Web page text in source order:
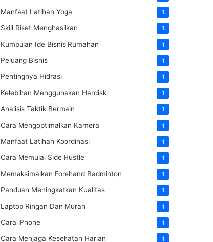
Manfaat Latihan Yoga 1
Skill Riset Menghasilkan 1
Kumpulan Ide Bisnis Rumahan 1
Peluang Bisnis 1
Pentingnya Hidrasi 1
Kelebihan Menggunakan Hardisk 1
Analisis Taktik Bermain 1
Cara Mengoptimalkan Kamera 1
Manfaat Latihan Koordinasi 1
Cara Memulai Side Hustle 1
Memaksimalkan Forehand Badminton 1
Panduan Meningkatkan Kualitas 1
Laptop Ringan Dan Murah 1
Cara iPhone 1
Cara Menjaga Kesehatan Harian 1